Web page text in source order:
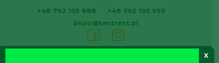
+48 792 105 888
+48 792 105 999
biuro@tentrent.pl
X